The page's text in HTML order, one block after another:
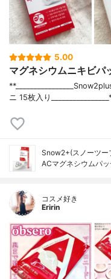
5.00
マグネシウムニキビパ
ニ 15枚入り⁡
Snow2+(スノーツー
ACマグネシウムパッ
コスメ好き
Eririn